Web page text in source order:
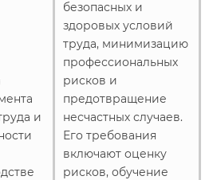
и
безопасных и
здоровых условий
труда, минимизацию
профессиональных
рисков и
предотвращение
несчастных случаев.
Его требования
включают оценку
рисков, обучение